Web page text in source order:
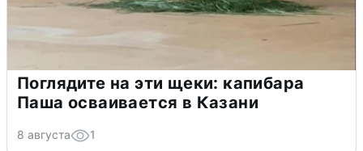
Поглядите на эти щеки: капибара
Паша осваивается в Казани
8 августа 1